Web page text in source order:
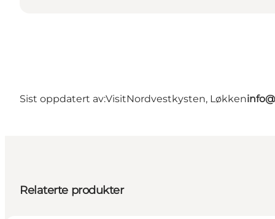
Sist oppdatert av:VisitNordvestkysten, Løkken
Relaterte produkter